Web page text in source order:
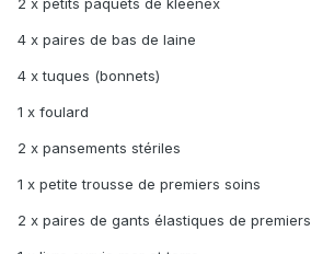
2 x petits paquets de kleenex
4 x paires de bas de laine
4 x tuques (bonnets)
1 x foulard
2 x pansements stériles
1 x petite trousse de premiers soins
2 x paires de gants élastiques de